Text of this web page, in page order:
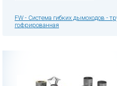
FW - Система гибких дымоходов -
гофрированная